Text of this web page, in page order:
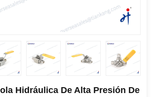
Hidráulica De Alta Presión De